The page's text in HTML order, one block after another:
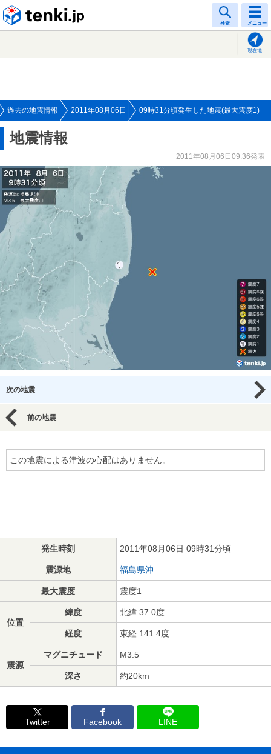
検索 メニュー
現在地
過去の地震情報 2011年08月06日 09時31分頃発生した地震(最大震度1)
地震情報
2011年08月06日09:36発表
次の地震
前の地震
この地震による津波の心配はありません。
発生時刻 2011年08月06日 09時31分頃
震源地 福島県沖
最大震度 震度1
位置
緯度 北緯 37.0度
経度 東経 141.4度
震源
マグニチュード M3.5
深さ 約20km
Twitter Facebook LINE